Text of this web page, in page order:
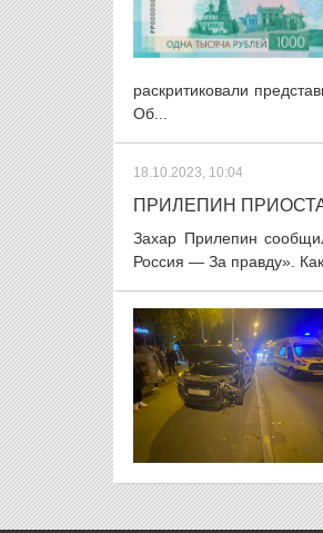
раскритиковали
Об...
18.10.2023, 10:04
ПРИЛЕПИН
Захар Прилепин
Россия — За правду».